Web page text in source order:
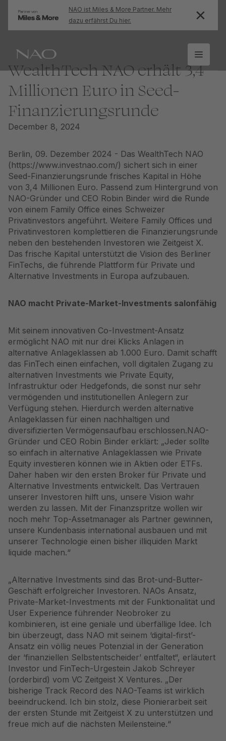
NAO ist Miles & More Partner. Mehr
dazu erfährst Du hier.
WealthTech NAO erhält 3,4
Millionen Euro in Seed-
Finanzierungsrunde
December 8, 2024
Berlin, 09. Dezember 2024 - Das WealthTech NAO
(https://www.investnao.com/) sichert sich in einer
Seed-Finanzierungsrunde frisches Kapital in Höhe
von 3,4 Millionen Euro. Passend zum Hintergrund von
NAO-Gründer und CEO Robin Binder wird die Runde
von einem Family Office eines Schweizer
Privatinvestors angeführt. Weitere Family Offices und
Privatinvestoren komplettieren die Finanzierungsrunde
neben den bestehenden Investoren wie Zeitgeist X.
Das frische Kapital unterstützt die Vision des Berliner
FinTechs, die führende Plattform für Private und
Alternative Investments in Europa aufzubauen.
NAO macht Private-Market-Investments salonfähig
Mit seinem innovativen Co-Investment-Ansatz
ermöglicht NAO mit nur drei Klicks Anlagen in
alternative Anlageklassen ab 1.000 Euro. Damit schafft
das FinTech einen einfachen, voll digitalen Zugang zu
alternativen Investments wie Private Equity,
Infrastruktur oder Hedgefonds, die sonst nur sehr
vermögenden und institutionellen Anlegern zur
Verfügung stehen. Hierdurch werden alternative
Anlageklassen für einen nachhaltigen und
diversifizierten Vermögensaufbau erschlossen.NAO-
Gründer und CEO Robin Binder erklärt: „Jeder sollte
so einfach in alternative Anlageklassen wie Private
Equity investieren können wie in Aktien oder ETFs.
Daher haben wir den ersten Broker für Private und
Alternative Investments entwickelt. Das Vertrauen
unserer Investoren hilft uns, unsere Vision wahr
werden zu lassen. Mit der Finanzspritze wollen wir
noch mehr Top-Assetmanager als Partner gewinnen,
unsere Kundenbasis international ausbauen und mit
unserer Technologie einen bisher illiquiden Markt
liquide machen.“
„Alternative Investments sind das Brot-und-Butter-
Geschäft erfolgreicher Investoren. NAOs Ansatz,
Private-Market-Investments mit der Funktionalität und
User Experience führender Neobroker zu
kombinieren, ist eine geniale und überfällige Idee. Ich
bin überzeugt, dass NAO mit seinem ‘digital-first’-
Ansatz ein völlig neues Potenzial in der Generation
der ‘finanziellen Selbstentscheider’ entfaltet“, erläutert
Investor und FinTech-Urgestein Jakob Schreyer
(orderbird) vom VC Zeitgeist X Ventures. „Der
bisherige Track Record des NAO-Teams ist wirklich
beeindruckend. Ich bin stolz, diese Pionierarbeit seit
der ersten Stunde mit Zeitgeist X zu unterstützen und
freue mich auf die nächsten Meilensteine.“